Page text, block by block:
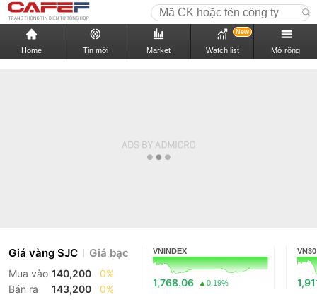
Home Tin mới Market Watch list
New
Mở rộng
Giá vàng SJC Giá bạc
Mua vào 140,200
0%
Bán ra
143,200 0%
VNINDEX
1,768.06 0.19%
VN30